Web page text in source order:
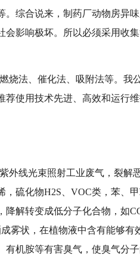
。综合说来，制药厂动物房异
会影响极坏。所以必须采用收
烧法、催化法、吸附法等。我
荐使用技术先进、高效和运行
外线光束照射工业废气，裂解
硫化物H2S、VOC类，苯、甲
解转变成低分子化合物，如
雾状，在植物液中含有能够有
有机胺等有害臭气，使臭气分